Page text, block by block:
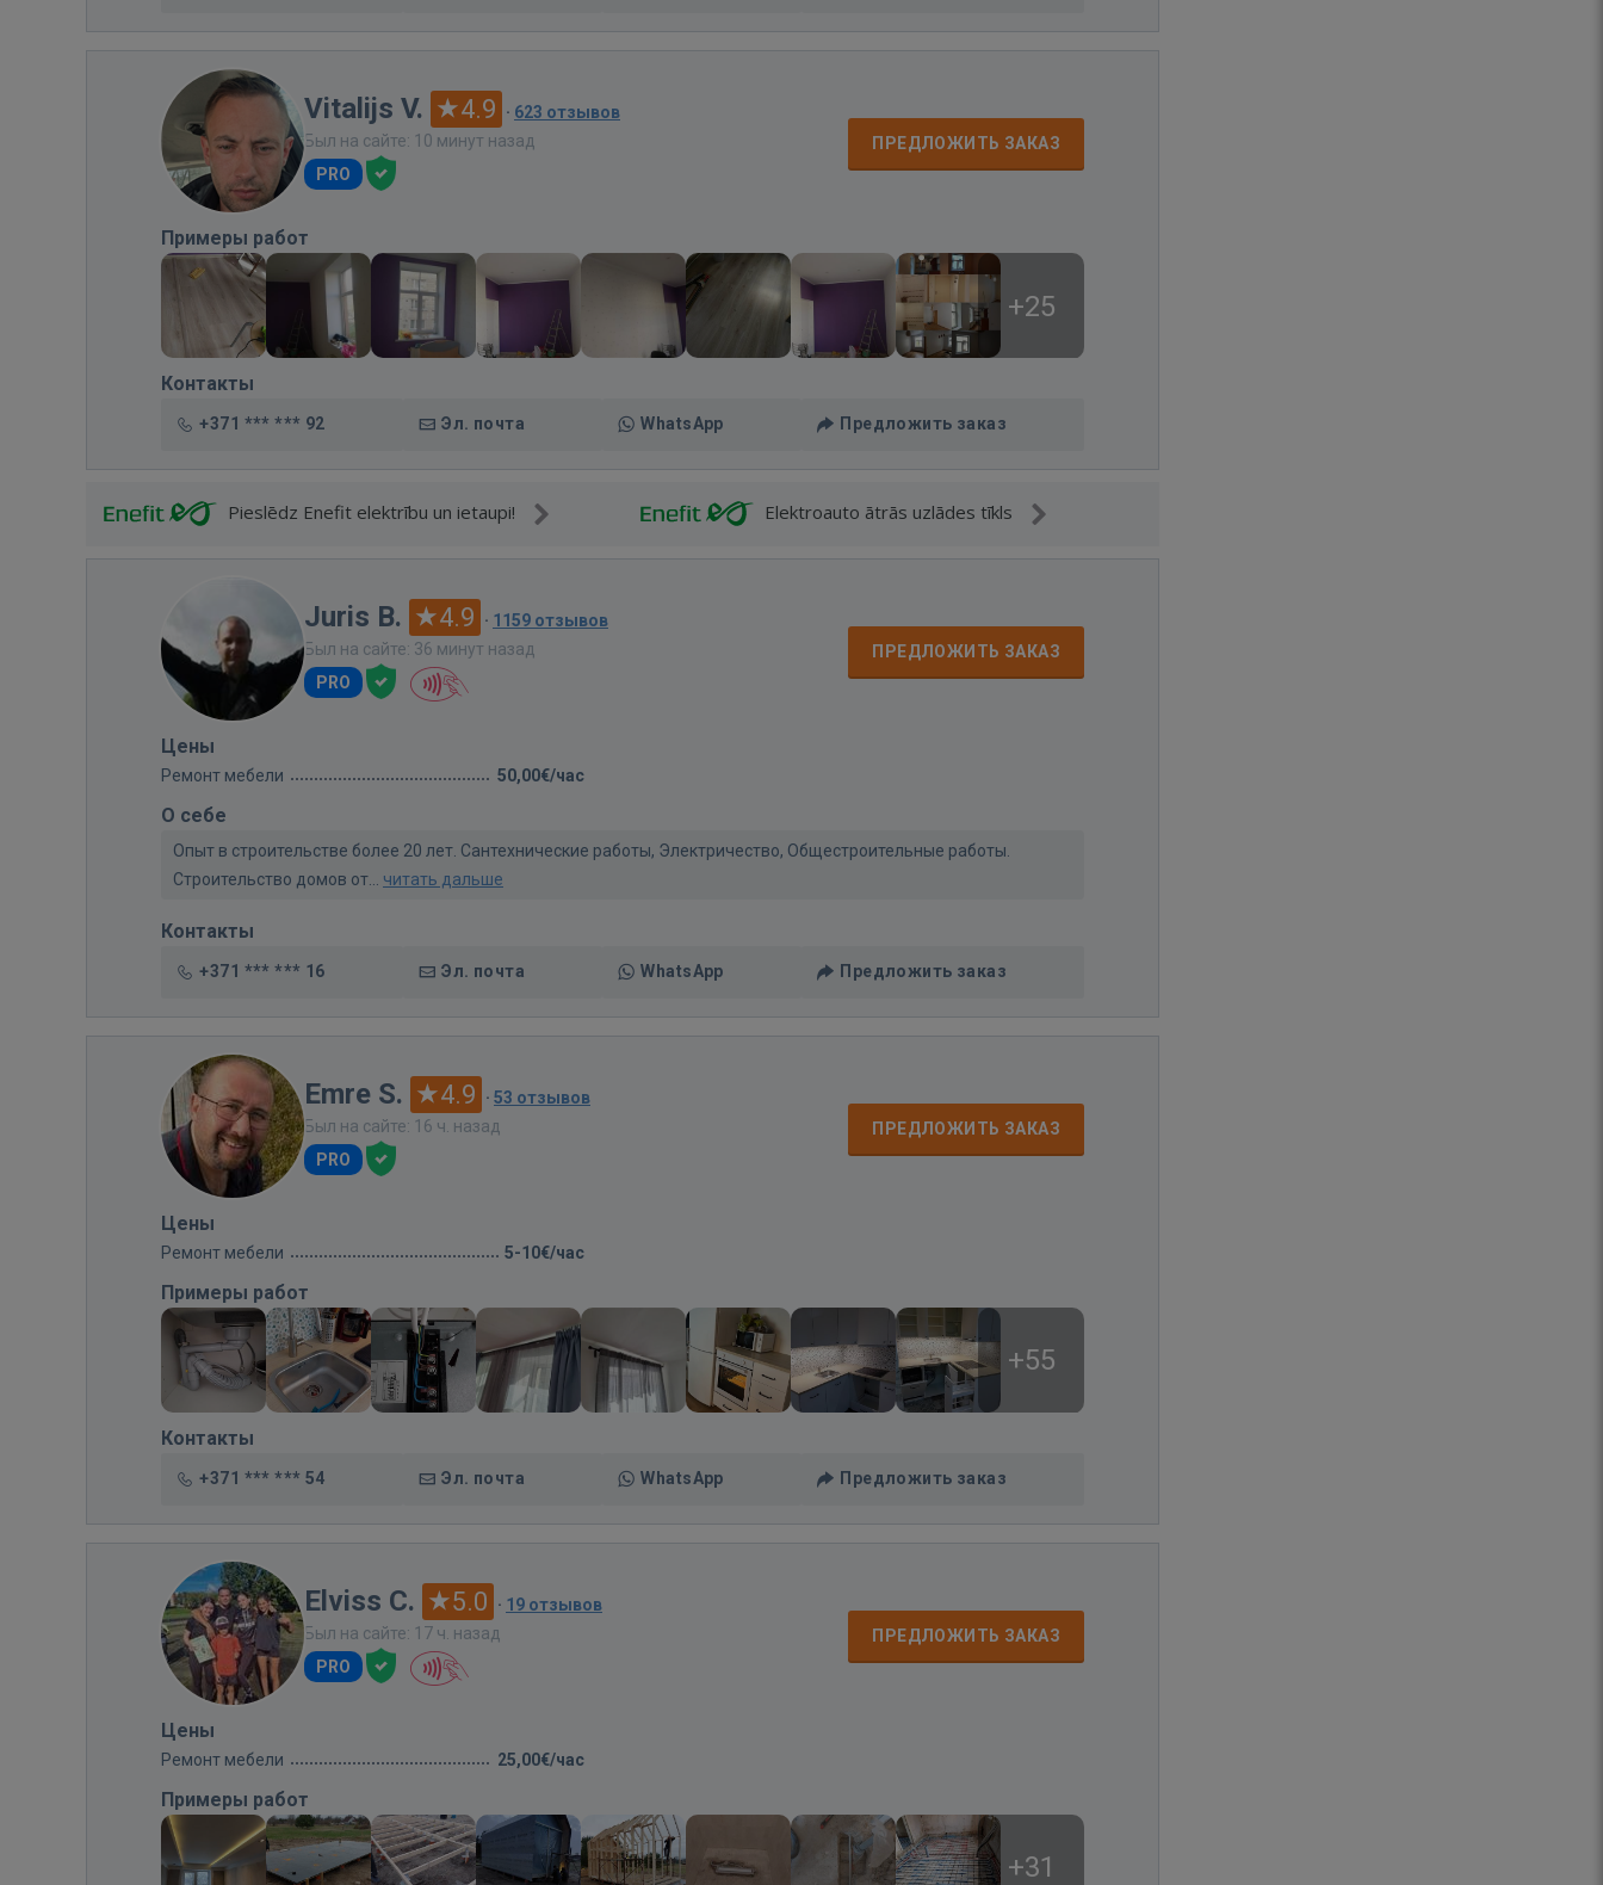
Vitalijs V. 4.9 · 623 отзывов
Был на сайте: 10 минут назад
PRO
ПРЕДЛОЖИТЬ ЗАКАЗ
Примеры работ
+25
Контакты
+371 *** *** 92 Эл. почта WhatsApp Предложить заказ
Pieslēdz Enefit elektrību un ietaupi! Elektroauto ātrās uzlādes tīkls
Juris B. 4.9 · 1159 отзывов
Был на сайте: 36 минут назад
PRO
ПРЕДЛОЖИТЬ ЗАКАЗ
Цены
Ремонт мебели 50,00€/час
О себе
Опыт в строительстве более 20 лет. Сантехнические работы, Электричество, Общестроительные работы.
Строительство домов от... читать дальше
Контакты
+371 *** *** 16 Эл. почта WhatsApp Предложить заказ
Emre S. 4.9 · 53 отзывов
Был на сайте: 16 ч. назад
PRO
ПРЕДЛОЖИТЬ ЗАКАЗ
Цены
Ремонт мебели 5-10€/час
Примеры работ
+55
Контакты
+371 *** *** 54 Эл. почта WhatsApp Предложить заказ
Elviss C. 5.0 · 19 отзывов
Был на сайте: 17 ч. назад
PRO
ПРЕДЛОЖИТЬ ЗАКАЗ
Цены
Ремонт мебели 25,00€/час
Примеры работ
+31